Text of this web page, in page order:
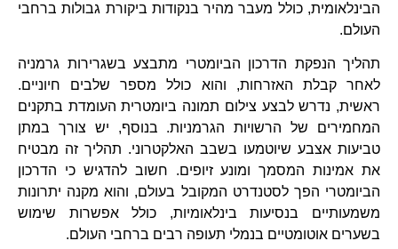
הבינלאומית, כולל מעבר מהיר בנקודות ביקורת גבולות ברחבי
העולם.
תהליך הנפקת הדרכון הביומטרי מתבצע בשגרירות גרמניה
לאחר קבלת האזרחות, והוא כולל מספר שלבים חיוניים.
ראשית, נדרש לבצע צילום תמונה ביומטרית העומדת בתקנים
המחמירים של הרשויות הגרמניות. בנוסף, יש צורך במתן
טביעות אצבע שיוטמעו בשבב האלקטרוני. תהליך זה מבטיח
את אמינות המסמך ומונע זיופים. חשוב להדגיש כי הדרכון
הביומטרי הפך לסטנדרט המקובל בעולם, והוא מקנה יתרונות
משמעותיים בנסיעות בינלאומיות, כולל אפשרות שימוש
בשערים אוטומטיים בנמלי תעופה רבים ברחבי העולם.